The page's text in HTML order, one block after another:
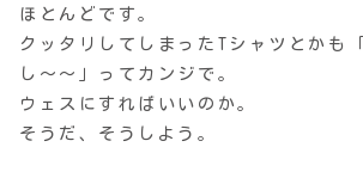
ほとんどです。
クッタリしてしまったTシャツとかも
し〜〜」ってカンジで。
ウェスにすればいいのか。
そうだ、そうしよう。